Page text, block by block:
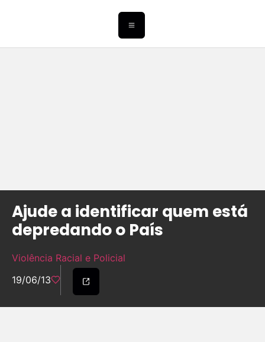
Ajude a identificar quem está
depredando o País
Violência Racial e Policial
19/06/13